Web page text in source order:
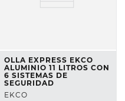
OLLA EXPRESS EKCO
ALUMINIO 11 LITROS CON
6 SISTEMAS DE
SEGURIDAD
EKCO